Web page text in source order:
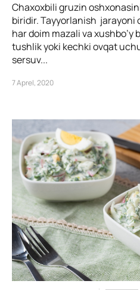
Chaxoxbili gruzin
biridir. Tayyorlanish jarayoni
har doim mazali va xushbo’y
tushlik yoki kechki ovqat
sersuv...
7 Aprel, 2020